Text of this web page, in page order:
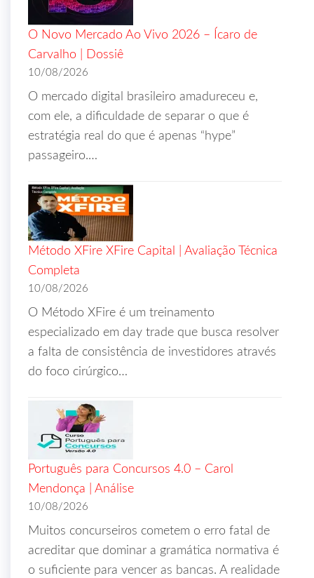
O Novo Mercado Ao Vivo 2026 – Ícaro de
Carvalho | Dossiê
10/08/2026
O mercado digital brasileiro amadureceu e,
com ele, a dificuldade de separar o que é
estratégia real do que é apenas “hype”
passageiro.…
Método XFire XFire Capital | Avaliação Técnica
Completa
10/08/2026
O Método XFire é um treinamento
especializado em day trade que busca resolver
a falta de consistência de investidores através
do foco cirúrgico…
Português para Concursos 4.0 – Carol
Mendonça | Análise
10/08/2026
Muitos concurseiros cometem o erro fatal de
acreditar que dominar a gramática normativa é
o suficiente para vencer as bancas. A realidade